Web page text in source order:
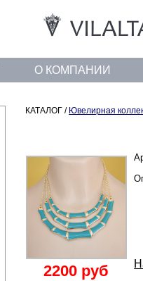
О КОМПАНИИ
КАТАЛОГ / Ювелирная
2200 руб